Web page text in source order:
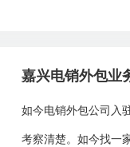
嘉兴电销外包业
如今电销外包公司入
考察清楚。如今找一